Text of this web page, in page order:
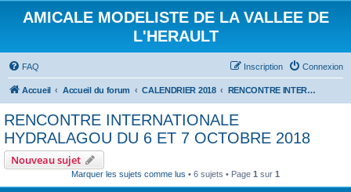
AMICALE MODELISTE DE LA VALLEE DE
L'HERAULT
FAQ Connexion
Inscription
Accueil Accueil du forum CALENDRIER 2018 RENCONTRE INTERNATIONALE HYDRALAGOU DU 6 ET 7 OCTOBRE 2018
RENCONTRE INTERNATIONALE
HYDRALAGOU DU 6 ET 7 OCTOBRE 2018
Nouveau sujet
Marquer les sujets comme lus • 6 sujets • Page 1 sur 1